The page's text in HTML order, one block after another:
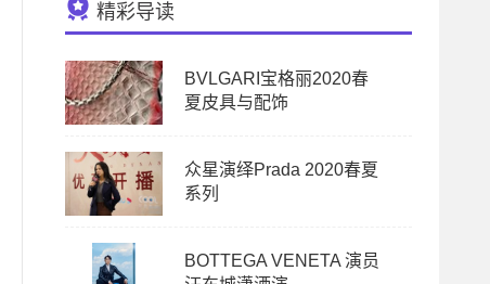
精彩导读
BVLGARI宝格丽2020春
夏皮具与配饰
众星演绎Prada 2020春夏
系列
BOTTEGA VENETA 演员